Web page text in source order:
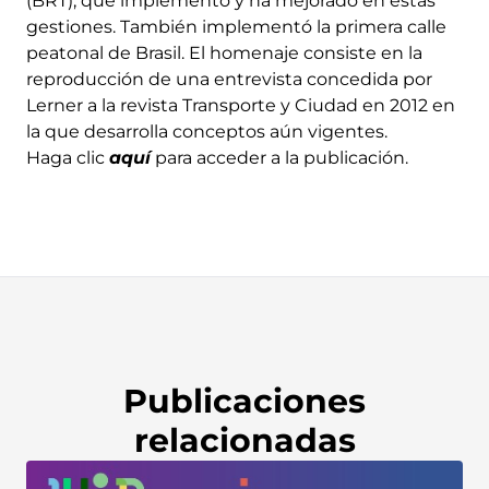
gestiones. También implementó la primera calle
peatonal de Brasil. El homenaje consiste en la
reproducción de una entrevista concedida por
Lerner a la revista Transporte y Ciudad en 2012 en
la que desarrolla conceptos aún vigentes.
Haga clic aquí para acceder a la publicación.
Publicaciones
relacionadas